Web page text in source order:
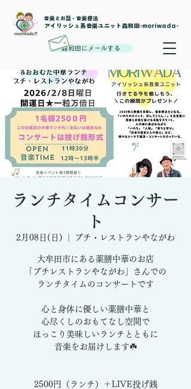
音楽とお話・音楽療法
​アイリッシュ系音楽ユニット森和田-moriwada-
森和田にメールする
ランチタイムコンサー
ト
2月08日(日) プチ・レストランやながわ
大牟田市にある薬膳中華のお店
「プチレストランやながわ」さんでの
ランチタイムのコンサートです
心と身体に優しい薬膳中華と
心尽くしのおもてなし空間で
ほっこり美味しいランチとともに
音楽をお届けします☘️
2500円（ランチ）＋LIVE投げ銭